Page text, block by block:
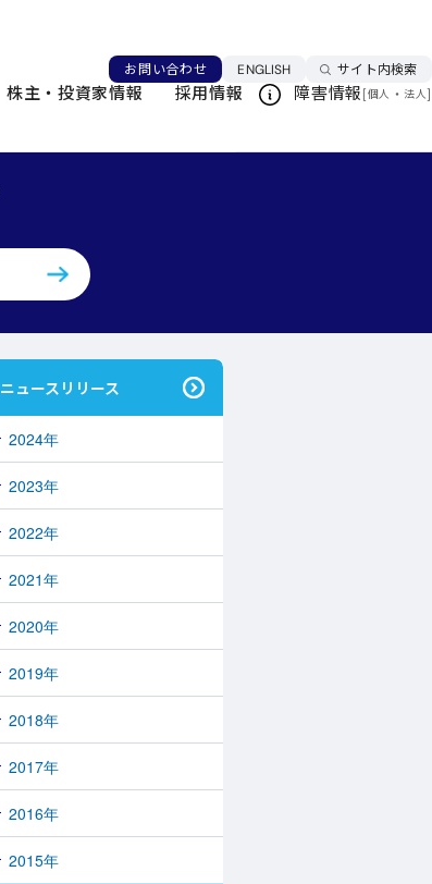
お問い合わせ ENGLISH言語を切り替える
サイト内検索
株主・投資家情報 採用情報 障害情報[個人 ・ 法人]
このページを印刷する
ニュースリリース
2024年
2023年
2022年
2021年
2020年
2019年
2018年
2017年
2016年
2015年